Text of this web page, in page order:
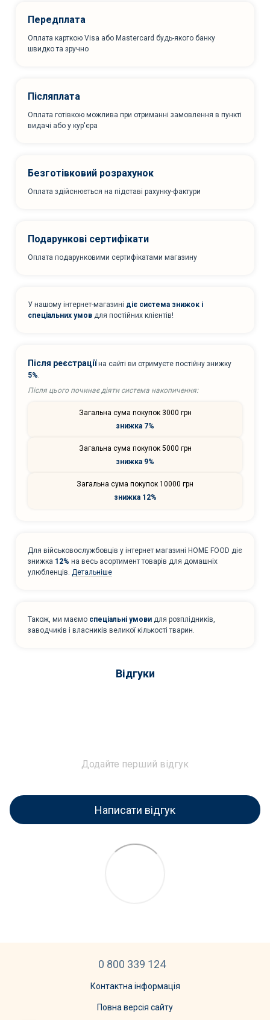
Передплата
Оплата карткою Visa або Mastercard будь-якого банку
швидко та зручно
Післяплата
Оплата готівкою можлива при отриманні замовлення в пункті
видачі або у кур'єра
Безготівковий розрахунок
Оплата здійснюється на підставі рахунку-фактури
Подарункові сертифікати
Оплата подарунковими сертифікатами магазину
У нашому інтернет-магазині діє система знижок і
спеціальних умов для постійних клієнтів!
Після реєстрації на сайті ви отримуєте постійну знижку
5%.
Після цього починає діяти система накопичення:
Загальна сума покупок 3000 грн
знижка 7%
Загальна сума покупок 5000 грн
знижка 9%
Загальна сума покупок 10000 грн
знижка 12%
Для військовослужбовців у інтернет магазині HOME FOOD діє
знижка 12% на весь асортимент товарів для домашніх
улюбленців. Детальніше
Також, ми маємо спеціальні умови для розплідників,
заводчиків і власників великої кількості тварин.
Відгуки
Додайте перший відгук
Написати відгук
0 800 339 124
Контактна інформація
Повна версія сайту